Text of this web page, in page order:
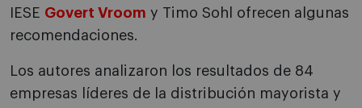
IESE Govert Vroom y Timo Sohl ofrecen algunas
recomendaciones.
Los autores analizaron los resultados de 84
empresas líderes de la distribución mayorista y